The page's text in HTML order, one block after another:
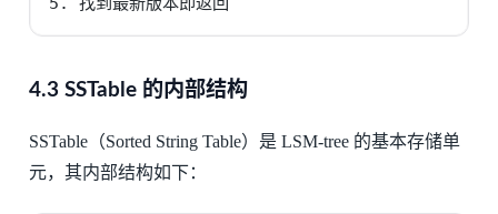
4.3 SSTable 的内部结构
SSTable（Sorted String Table）是 LSM-tree 的基本存储单
元，其内部结构如下：